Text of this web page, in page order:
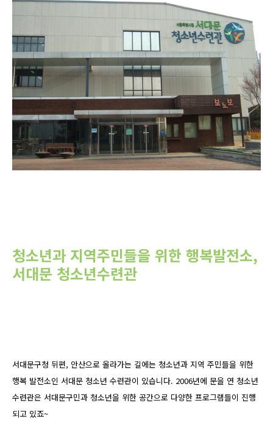
청소년과 지역주민들을 위한 행복발전소,
서대문 청소년수련관
서대문구청 뒤편, 안산으로 올라가는 길에는 청소년과 지역 주민들을 위한
행복 발전소인 서대문 청소년 수련관이 있습니다. 2006년에 문을 연 청소년
수련관은 서대문구민과 청소년을 위한 공간으로 다양한 프로그램들이 진행
되고 있죠~